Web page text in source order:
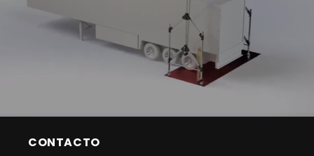
CONTACTO